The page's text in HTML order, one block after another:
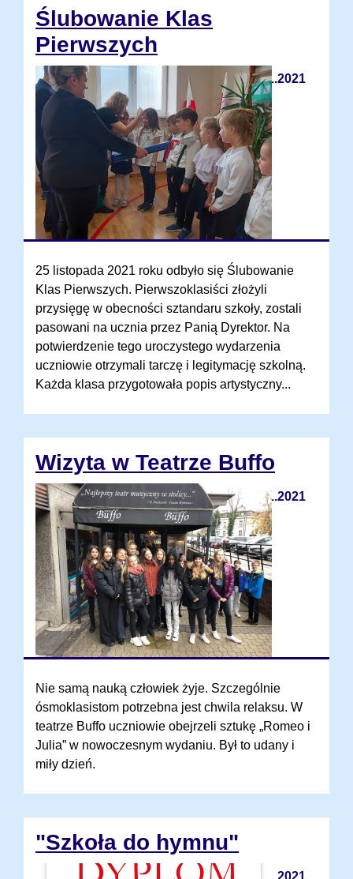
Ślubowanie Klas
Pierwszych
25.11.2021
25 listopada 2021 roku odbyło się Ślubowanie
Klas Pierwszych. Pierwszoklasiści złożyli
przysięgę w obecności sztandaru szkoły, zostali
pasowani na ucznia przez Panią Dyrektor. Na
potwierdzenie tego uroczystego wydarzenia
uczniowie otrzymali tarczę i legitymację szkolną.
Każda klasa przygotowała popis artystyczny...
Wizyta w Teatrze Buffo
18.11.2021
Nie samą nauką człowiek żyje. Szczególnie
ósmoklasistom potrzebna jest chwila relaksu. W
teatrze Buffo uczniowie obejrzeli sztukę „Romeo i
Julia” w nowoczesnym wydaniu. Był to udany i
miły dzień.
"Szkoła do hymnu"